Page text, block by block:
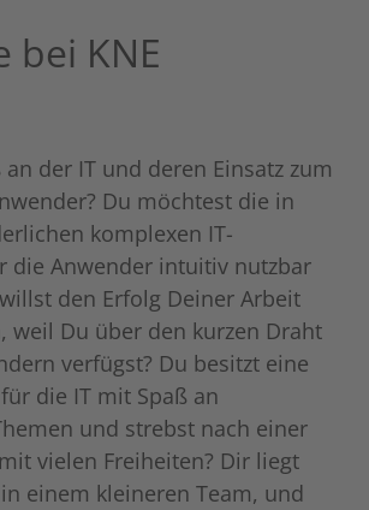
bei KNE
an der IT und deren Einsatz zum
Du möchtest die in
komplexen IT-
die Anwender intuitiv nutzbar
den Erfolg Deiner Arbeit
weil Du über den kurzen Draht
verfügst? Du besitzt eine
die IT mit Spaß an
und strebst nach einer
vielen Freiheiten? Dir liegt
einem kleineren Team, und